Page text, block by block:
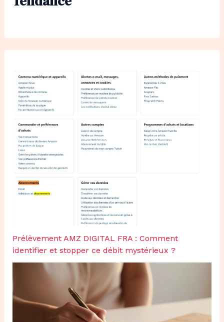
Prélèvement AMZ DIGITAL FRA : Comment
identifier et stopper ce débit mystérieux ?